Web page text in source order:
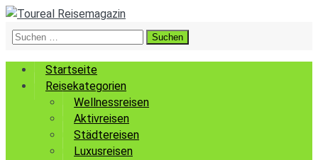
Suchen
Startseite
Reisekategorien
Wellnessreisen
Aktivreisen
Städtereisen
Luxusreisen